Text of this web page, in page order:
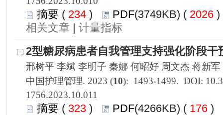
234 ) 2026
|
1756.2023.10.011
323 ) 176 )